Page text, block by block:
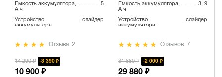
Емкость аккумулятора,
А·ч
5
Устройство
аккумулятора
слайдер
Отзыва: 2
14 290 ₽ 3 390 ₽
10 900 ₽
Емкость аккумулятора,
А·ч
3, 9
Устройство
аккумулятора
слайдер
Отзывов: 7
31 880 ₽ 2 000 ₽
29 880 ₽